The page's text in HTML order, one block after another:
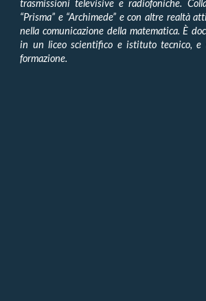
trasmissioni televisive e radiofoniche.
“Prisma” e “Archimede” e con altre realtà
nella comunicazione della matematica. È
in un liceo scientifico e istituto tecnico, e
formazione.